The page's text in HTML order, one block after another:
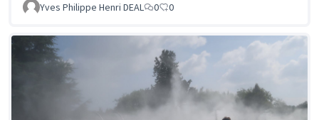
Yves Philippe Henri DEAL
0 0